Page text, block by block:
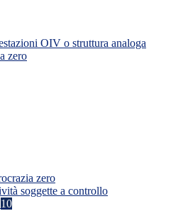
OIV o struttura analoga
zero
zero
soggette a controllo
10